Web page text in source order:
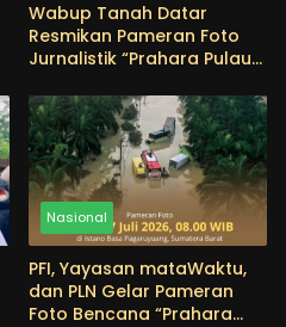
Wabup Tanah Datar
Resmikan Pameran Foto
Jurnalistik “Prahara Pulau
tentang Pentingnya
Menjaga Alam
Nasional
PFI, Yayasan mataWaktu,
dan PLN Gelar Pameran
Foto Bencana “Prahara